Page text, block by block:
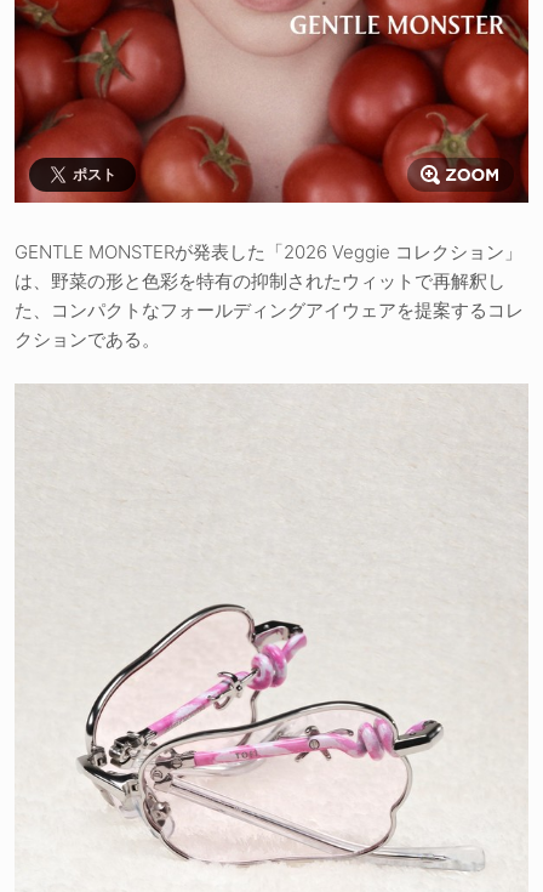
ポスト
GENTLE MONSTERが発表した「2026 Veggie コレクション」
は、野菜の形と色彩を特有の抑制されたウィットで再解釈し
た、コンパクトなフォールディングアイウェアを提案するコレ
クションである。